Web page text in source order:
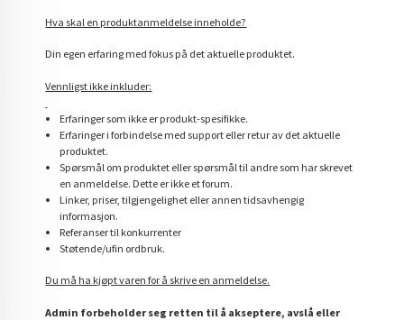
Hva skal en produktanmeldelse inneholde?
Din egen erfaring med fokus på det aktuelle produktet.
Vennligst ikke inkluder:
Erfaringer som ikke er produkt-spesifikke.
Erfaringer i forbindelse med support eller retur av det aktuelle
produktet.
Spørsmål om produktet eller spørsmål til andre som har skrevet
en anmeldelse. Dette er ikke et forum.
Linker, priser, tilgjengelighet eller annen tidsavhengig
informasjon.
Referanser til konkurrenter
Støtende/ufin ordbruk.
Du må ha kjøpt varen for å skrive en anmeldelse.
Admin forbeholder seg retten til å akseptere, avslå eller